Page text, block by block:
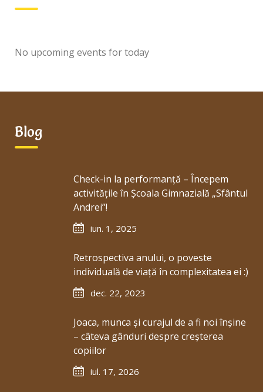
No upcoming events for today
Blog
Check-in la performanță – Începem
activitățile în Școala Gimnazială „Sfântul
Andrei”!
iun. 1, 2025
Retrospectiva anului, o poveste
individuală de viață în complexitatea ei :)
dec. 22, 2023
Joaca, munca și curajul de a fi noi înșine
– câteva gânduri despre creșterea
copiilor
iul. 17, 2026